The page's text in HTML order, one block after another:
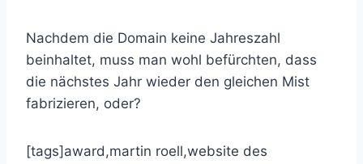
Nachdem die Domain keine Jahreszahl
beinhaltet, muss man wohl befürchten, dass
die nächstes Jahr wieder den gleichen Mist
fabrizieren, oder?
[tags]award,martin roell,website des